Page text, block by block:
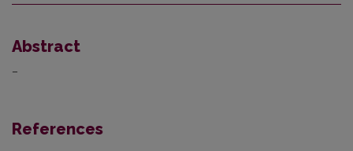
Abstract
–
References